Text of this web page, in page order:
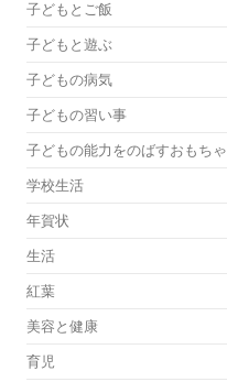
子どもとご飯
子どもと遊ぶ
子どもの病気
子どもの習い事
子どもの能力をのばすおもちゃ
学校生活
年賀状
生活
紅葉
美容と健康
育児